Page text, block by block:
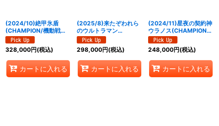
(2024/10)絶甲氷盾
(CHAMPION/機動戦士
ガンダムイラスト)【-】
{SD56-RV009}《白》
328,000円(税込)
カートに入れる
(2025/8)来たぞわれら
のウルトラマン
(CHAMPION/ウルトラ
マンカップ/VSゼットン
イラスト)【LM】
{LM19-U07}《青》
298,000円(税込)
カートに入れる
(2024/11)星夜の契約神
ウラノス(CHAMPION)
【契約X】{BS70-
CX03}《黄》
248,000円(税込)
カートに入れる